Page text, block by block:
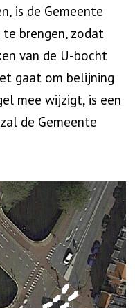
is de Gemeente
brengen, zodat
van de U-bocht
gaat om belijning
mee wijzigt, is een
de Gemeente